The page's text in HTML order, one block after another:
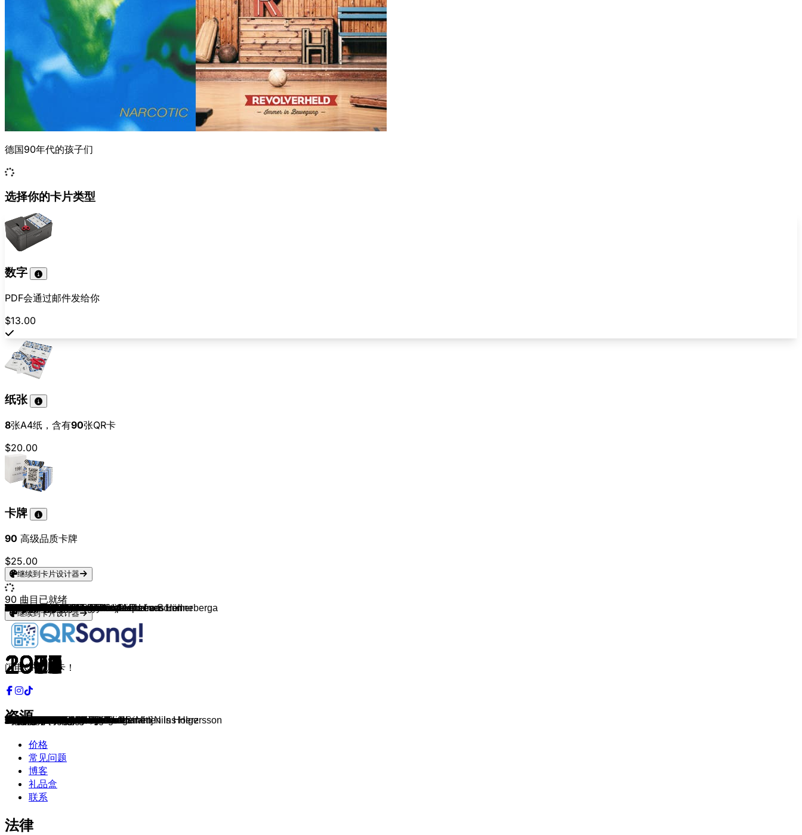
德国90年代的孩子们
选择你的卡片类型
数字
PDF会通过邮件发给你
$13.00
纸张
8张A4纸，含有90张QR卡
$20.00
卡牌
90 高级品质卡牌
$25.00
继续到卡片设计器
Revolverheld
2014
Ich lass für dich das Licht an
Wheatus
1999
Teenage Dirtbag
Ralf Bendix
1961
Babysitter-Boogie
Leslie Clio & Giraffenaffen
2014
Anne Kaffeekanne
Liquido
1998
Narcotic
Die Schröders
1996
Frösche
Tokio Hotel
2005
Durch den Monsun
Die Ärzte
2007
Junge
Wir sind Helden
2003
Denkmal
Sarah Connor
2019
Vincent
Sarah Connor
2001
From Sarah With Love
Christina Aguilera
2002
Beautiful
4 Non Blondes
1993
What's Up?
P!nk
2006
Dear Mr. President
Tic Tac Toe
1997
Warum?
Emilia
1999
Big Big World
Atomic Kitten
2000
Whole Again
LaFee
2006
Prinzesschen
Pur
1995
Abenteuerland
Revolverheld
2005
Mit dir chilln
The Four Tunes
1998
Alles ist relativ
TV Sounds Unlimited
1992
Gute Zeiten, Schlechte Zeiten: Mitten ins Herz
Tina Bichlmeier, Andy Knote
1995
Sag das Zauberwort
Die Sternenkinder
1985
Gummibärenbande Titelsong
No Angels
2001
Daylight in Your Eyes
Buddy
2003
Ab in den Süden
Las Ketchup
2002
The Ketchup Song
Blümchen
1997
Nur Geträumt
Carly Rae Jepsen
2011
Call Me Maybe
Silbermond
2006
Das Beste
Silbermond
2004
Symphonie
Jeanette Biedermann
2002
Rock My Life
Die Ärzte
1993
Schrei nach Liebe
John Williams
1977
Star Wars
Vengaboys
2000
Shalala Lala
Avril Lavigne
2002
Complicated
Vengaboys
1998
Boom, Boom, Boom, Boom!!
Wir sind Helden
2003
Aurélie
Gitti & Erika
1974
Heidi
Karel Svoboda & TV Friends Forever
1980
Die wunderbare Reise des kleinen Nils Holgersson
Orchester FKM
1971
Hey, Pippi Langstrumpf
Herman van Veen
1990
So Fröhlich
Stowaways
1974
Wickie
Mary Roos & Karel Svoboda
1976
Pinocchio
Astrid Lindgren Deutsch & Michel aus Lönneberga
1971
Michel war ein Lausejunge
Marteria
2013
Kids
Lil Kleine & Ronnie Flex
2016
Stoff und Schnaps
Sarah Connor
2015
Wie schön du bist
The Killers
2003
Mr. Brightside
Madsen
2006
Du schreibst Geschichte
Cyndi Lauper
1983
Girls Just Want to Have Fun
Ronan Keating
2000
When You Say Nothing At All
Bill Medley & Jennifer Warnes
1987
The Time of My Life
Nina Chuba
2022
Wildberry Lillet
Lina Larissa Strahl
2016
Feuer, Feuer!
Bibi und Tina, Peter Plate & Ulf Leo Sommer
2014
Up, up, up[feat. Lina Larissa Strahl]
Lina Larissa Strahl
2017
Wunder
No Angels
2001
There Must Be an Angel
Puhdys
1980
Melanie
Nena
1984
99 Luftballons
Spider Murphy Gang
1981
Skandal im Sperrbezirk
Avril Lavigne
2002
I'm with You
Avril Lavigne
2002
Sk8er Boi
Britney Spears
2000
Oops!... I Did It Again
Britney Spears
1998
...Baby One More Time
Britney Spears
2001
I'm Not A Girl, Not Yet A Woman
Thomas Bergersen & Two Steps from Hell
2010
Heart of Courage
Deutschland sucht den Superstar
2003
We Have a Dream
Phil Collins
1999
Dir gehört mein Herz
t.A.T.u.
2002
All The Things She Said
Loona
1998
Bailando
Madsen
2015
Kompass
SDP & Sido
2010
Ne Leiche
Willemijn Verkaik
2013
Lass jetzt los
Peter Maffay
1994
Ich wollte nie erwachsen sein
Van Halen
1983
Jump
Juli
2004
Perfekte Welle
Christina Stürmer
2003
Ich lebe
Echt
1999
Du trägst keine Liebe in dir
Sportfreunde Stiller
2002
Ein Kompliment
Torfrock
1990
Beinhart
Nelly (feat. Kelly Rowland)
2002
Dilemma
P!NK
2010
Raise Your Glass
Kelly Clarkson
2004
Because of You
Revolverheld
2005
Freunde bleiben
Sarah Connor
2002
Skin On Skin
Die Ärzte
2003
Deine Schuld
Die Ärzte
1998
Meine Freunde
Alessia Cara & Disney
2016
How Far I'll Go
Rudolf Schock
1929
Dein ist mein ganzes Herz
90 曲目已就绪
继续到卡片设计器
闪电QR音乐卡！
资源
价格
常见问题
博客
礼品盒
联系
法律